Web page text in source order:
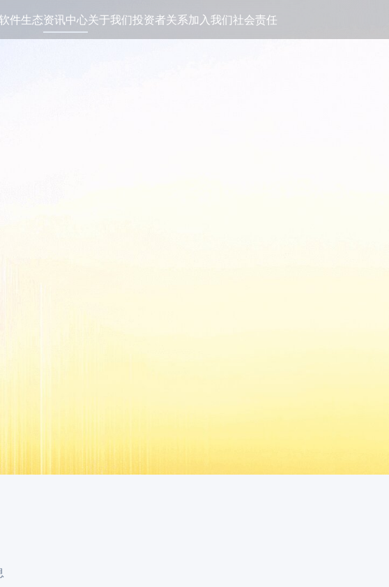
件生态资讯中心关于我们投资者关系加入我们社会责任